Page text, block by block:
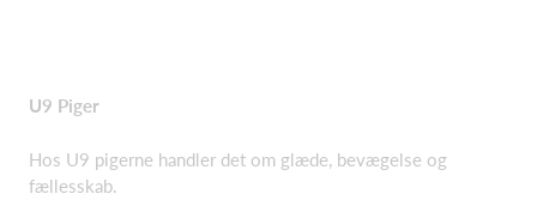
U9 Piger
Hos U9 pigerne handler det om glæde, bevægelse og
fællesskab.